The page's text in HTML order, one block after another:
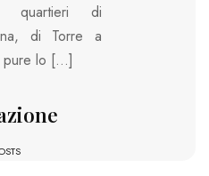
quartieri di
di Torre a
pure lo […]